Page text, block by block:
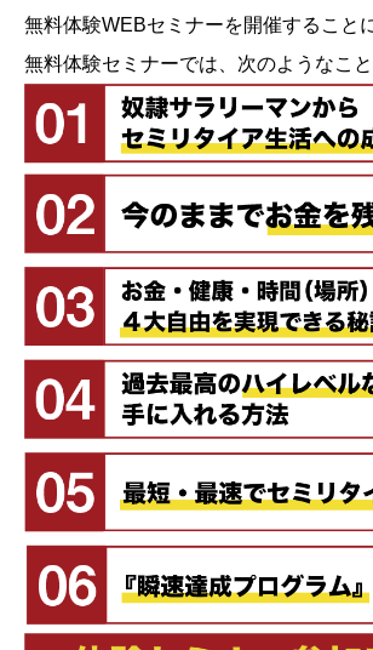
無料体験WEBセミナーを開催すること
無料体験セミナーでは、次のようなこと